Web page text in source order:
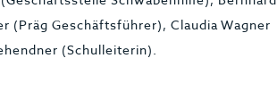
(Präg Geschäftsführer), Claudia Wagner
(Schulleiterin).